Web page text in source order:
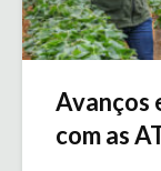
Avanços
com as